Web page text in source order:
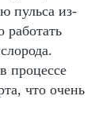
пульса из-
работать
процессе
что очень